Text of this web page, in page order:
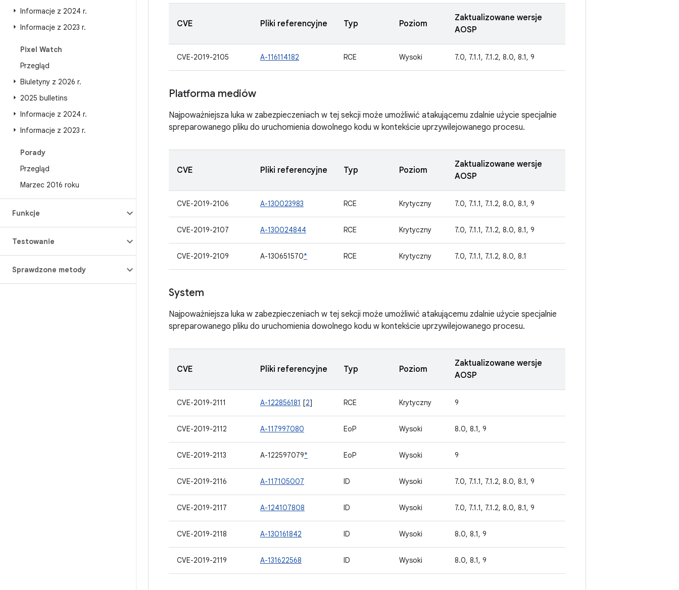
Informacje z 2024 r.
Informacje z 2023 r.
Pixel Watch
Przegląd
Biuletyny z 2026 r.
2025 bulletins
Informacje z 2024 r.
Informacje z 2023 r.
Porady
Przegląd
Marzec 2016 roku
Funkcje
Testowanie
Sprawdzone metody
CVE Pliki referencyjne Typ Poziom
Zaktualizowane wersje
AOSP
CVE-2019-2105 A-116114182 RCE Wysoki 7.0, 7.1.1, 7.1.2, 8.0, 8.1, 9
Platforma mediów
Najpoważniejsza luka w zabezpieczeniach w tej sekcji może umożliwić atakującemu zdalnie użycie specjalnie
spreparowanego pliku do uruchomienia dowolnego kodu w kontekście uprzywilejowanego procesu.
CVE Pliki referencyjne Typ Poziom
Zaktualizowane wersje
AOSP
CVE-2019-2106 A-130023983 RCE Krytyczny 7.0, 7.1.1, 7.1.2, 8.0, 8.1, 9
CVE-2019-2107 A-130024844 RCE Krytyczny 7.0, 7.1.1, 7.1.2, 8.0, 8.1, 9
CVE-2019-2109 A-130651570* RCE Krytyczny 7.0, 7.1.1, 7.1.2, 8.0, 8.1
System
Najpoważniejsza luka w zabezpieczeniach w tej sekcji może umożliwić atakującemu zdalnie użycie specjalnie
spreparowanego pliku do uruchomienia dowolnego kodu w kontekście uprzywilejowanego procesu.
CVE Pliki referencyjne Typ Poziom
Zaktualizowane wersje
AOSP
CVE-2019-2111 A-122856181 [2] RCE Krytyczny 9
CVE-2019-2112 A-117997080 EoP Wysoki 8.0, 8.1, 9
CVE-2019-2113 A-122597079* EoP Wysoki 9
CVE-2019-2116 A-117105007 ID Wysoki 7.0, 7.1.1, 7.1.2, 8.0, 8.1, 9
CVE-2019-2117 A-124107808 ID Wysoki 7.0, 7.1.1, 7.1.2, 8.0, 8.1, 9
CVE-2019-2118 A-130161842 ID Wysoki 8.0, 8.1, 9
CVE-2019-2119 A-131622568 ID Wysoki 8.0, 8.1, 9